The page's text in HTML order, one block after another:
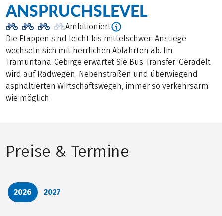
ANSPRUCHSLEVEL
Ambitioniert
Die Etappen sind leicht bis mittelschwer: Anstiege
wechseln sich mit herrlichen Abfahrten ab. Im
Tramuntana-Gebirge erwartet Sie Bus-Transfer. Geradelt
wird auf Radwegen, Nebenstraßen und überwiegend
asphaltierten Wirtschaftswegen, immer so verkehrsarm
wie möglich.
Preise & Termine
2026 2027